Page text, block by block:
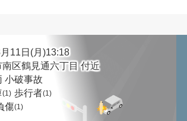
11日(月)13:18
区鶴見通六丁目 付近
小破事故
(1) 歩行者(1)
傷(1)